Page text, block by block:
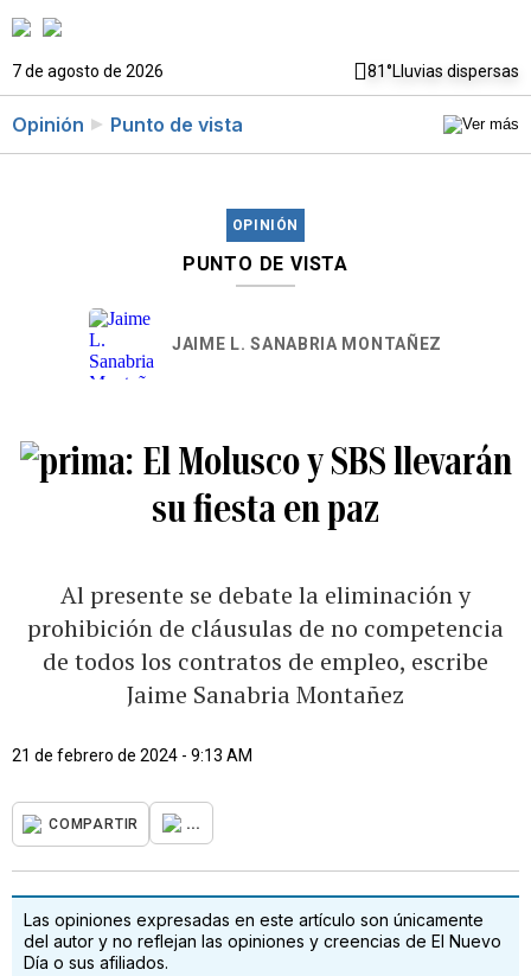
7 de agosto de 2026 81°Lluvias dispersas
Opinión Punto de vista
OPINIÓN
PUNTO DE VISTA
JAIME L. SANABRIA MONTAÑEZ
El Molusco y SBS llevarán
su fiesta en paz
Al presente se debate la eliminación y
prohibición de cláusulas de no competencia
de todos los contratos de empleo, escribe
Jaime Sanabria Montañez
21 de febrero de 2024 - 9:13 AM
COMPARTIR ...
Las opiniones expresadas en este artículo son únicamente
del autor y no reflejan las opiniones y creencias de El Nuevo
Día o sus afiliados.